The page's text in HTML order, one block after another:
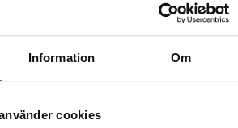
Information Om
cookies